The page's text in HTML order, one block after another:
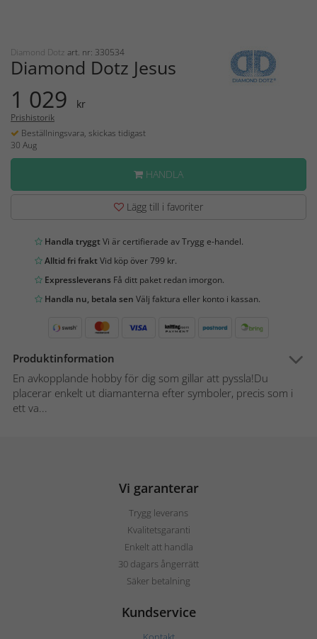
Diamond Dotz art. nr: 330534
Diamond Dotz Jesus
1 029 kr
Prishistorik
Beställningsvara, skickas tidigast
30 Aug
HANDLA
Lägg till i favoriter
Handla tryggtVi är certifierade av Trygg e-handel.
Alltid fri fraktVid köp över 799 kr.
Expressleverans Få ditt paket redan imorgon.
Handla nu, betala sen Välj faktura eller konto i kassan.
Produktinformation
En avkopplande hobby för dig som gillar att pyssla!Du
placerar enkelt ut diamanterna efter symboler, precis som i
ett va...
Vi garanterar
Trygg leverans
Kvalitetsgaranti
Enkelt att handla
30 dagars ångerrätt
Säker betalning
Kundservice